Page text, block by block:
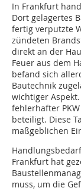
In Frankfurt
Dort gelagertes
fertig verputzte
zündeten
direkt an der
Feuer aus dem
befand sich
Bautechnik
wichtiger
fehlerhafter
beteiligt. Diese
maßgeblichen
Frankfurt hat
muss, um die